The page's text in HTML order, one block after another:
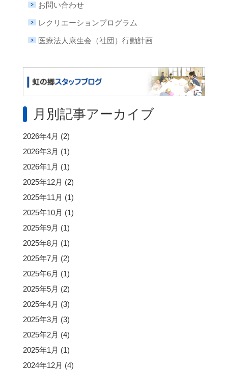
お問い合わせ
レクリエーションプログラム
医療法人康生会（社団）行動計画
月別記事アーカイブ
2026年4月 (2)
2026年3月 (1)
2026年1月 (1)
2025年12月 (2)
2025年11月 (1)
2025年10月 (1)
2025年9月 (1)
2025年8月 (1)
2025年7月 (2)
2025年6月 (1)
2025年5月 (2)
2025年4月 (3)
2025年3月 (3)
2025年2月 (4)
2025年1月 (1)
2024年12月 (4)